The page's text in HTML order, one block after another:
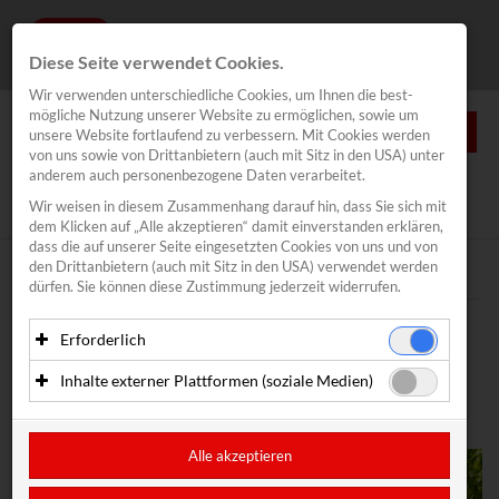
0
Segeln
Traunsee Woche
Lakeventure Traunsee
Kitefoil Traunsee
CoolRunnings
News / CoolRunnings
Text Bilder
Meldung vom 08.08.2022
„OHNE LIEBE LÄUFT
NICHTS“
Diese Seite verwendet Cookies.
Wir verwenden unterschiedliche Cookies, um Ihnen die best­
mögliche Nutzung unserer Website zu ermöglichen, sowie um
unsere Website fortlaufend zu verbessern. Mit Cookies werden
von uns sowie von Drittanbietern (auch mit Sitz in den USA) unter
anderem auch personenbezogene Daten verarbeitet.
Wir weisen in diesem Zusammenhang darauf hin, dass Sie sich mit
dem Klicken auf „Alle akzeptieren“ damit ein­ver­standen erklären,
dass die auf unserer Seite eingesetzten Cookies von uns und von
den Drittanbietern (auch mit Sitz in den USA) verwendet werden
dürfen. Sie können diese Zustimmung jederzeit widerrufen.
Erforderlich
Essenzielle Cookies ermöglichen grundlegende Funktionen
und sind für die einwandfreie Funktion der Website
personenbezogenen Daten und werden an keine Dritten
Anbieter: Eigentümer der Website (Erstanbieter)
Inhalte externer Plattformen (soziale Medien)
Drittanbietern (in der Regel soziale Medien) angezeigt
werden. Dadurch werden auch Cookies der Drittanbieter auf
Sitz in den USA.
Alle akzeptieren